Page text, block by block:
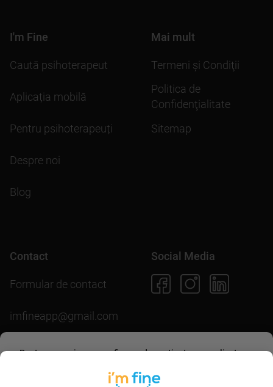
Pentru scopuri precum afișarea de conținut personalizat,
navigării pe acest site înseamnă că ești de acord să
I'm Fine
Caută psihoterapeut
Aplicația mobilă
Pentru psihoterapeuți
Despre noi
Blog
Mai mult
Termeni şi Condiţii
Politica de
Confidenţialitate
Sitemap
Contact
Formular de contact
imfineapp@gmail.com
Social Media